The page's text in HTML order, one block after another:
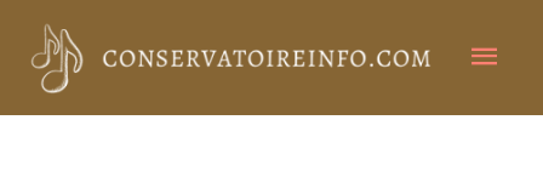
contenu